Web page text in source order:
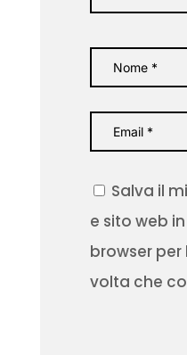
Salva il
e sito web
browser
volta che